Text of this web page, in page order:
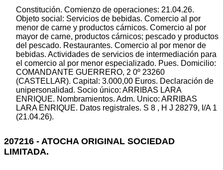
Constitución. Comienzo de operaciones: 21.04.26.
Objeto social: Servicios de bebidas. Comercio al por
menor de carne y productos cárnicos. Comercio al por
mayor de carne, productos cárnicos; pescado y productos
del pescado. Restaurantes. Comercio al por menor de
bebidas. Actividades de servicios de intermediación para
el comercio al por menor especializado. Pues. Domicilio:
COMANDANTE GUERRERO, 2 0º 23260
(CASTELLAR). Capital: 3.000,00 Euros. Declaración de
unipersonalidad. Socio único: ARRIBAS LARA
ENRIQUE. Nombramientos. Adm. Unico: ARRIBAS
LARA ENRIQUE. Datos registrales. S 8 , H J 28279, I/A 1
(21.04.26).
207216 - ATOCHA ORIGINAL SOCIEDAD
LIMITADA.